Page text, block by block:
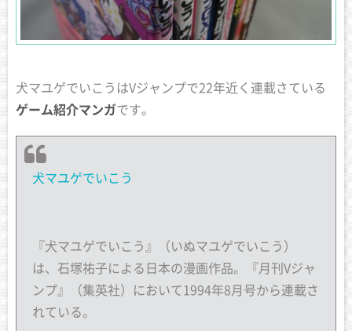
犬マユゲでいこうはVジャンプで22年近く連載さている
ゲーム紹介マンガです。
犬マユゲでいこう
『犬マユゲでいこう』（いぬマユゲでいこう）
は、石塚祐子による日本の漫画作品。『月刊Vジャ
ンプ』（集英社）において1994年8月号から連載さ
れている。